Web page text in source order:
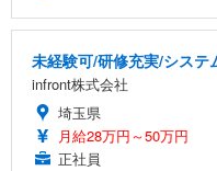
未経験可/研修充実/システ
infront株式会社
埼玉県
月給28万円～50万円
正社員